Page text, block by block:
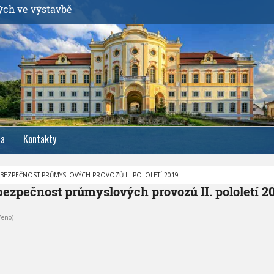
ve výstavbě
Kontakty
PRŮMYSLOVÝCH PROVOZŮ II. POLOLETÍ 2019
průmyslových provozů II. pololetí